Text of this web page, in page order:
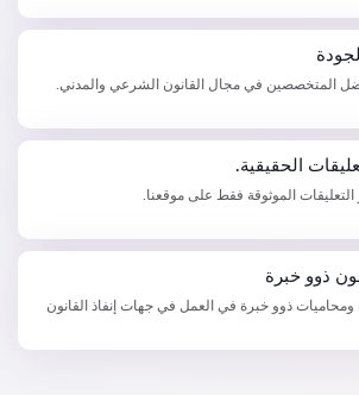
المتخصصين في مجال القانون الشرعي والمدني.
الحقيقية.
الموثوقة فقط على موقعنا.
ذوو خبرة
ذوو خبرة في العمل في جهات إنفاذ القانون